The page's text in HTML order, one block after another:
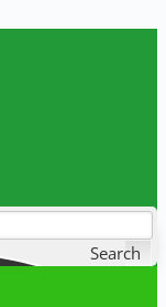
Search